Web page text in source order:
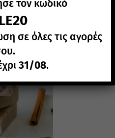
τον κωδικό
σε όλες τις αγορές
31/08.